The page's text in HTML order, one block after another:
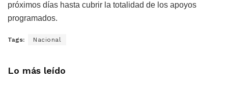
próximos días hasta cubrir la totalidad de los apoyos
programados.
Tags: Nacional
Lo más leído